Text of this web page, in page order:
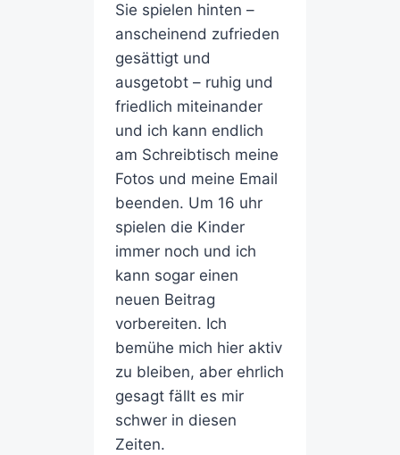
Sie spielen hinten –
anscheinend zufrieden
gesättigt und
ausgetobt – ruhig und
friedlich miteinander
und ich kann endlich
am Schreibtisch meine
Fotos und meine Email
beenden. Um 16 uhr
spielen die Kinder
immer noch und ich
kann sogar einen
neuen Beitrag
vorbereiten. Ich
bemühe mich hier aktiv
zu bleiben, aber ehrlich
gesagt fällt es mir
schwer in diesen
Zeiten.